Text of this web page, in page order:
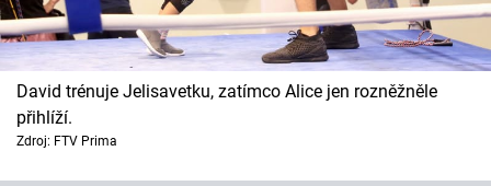
David trénuje Jelisavetku, zatímco Alice jen rozněžněle
přihlíží.
Zdroj: FTV Prima